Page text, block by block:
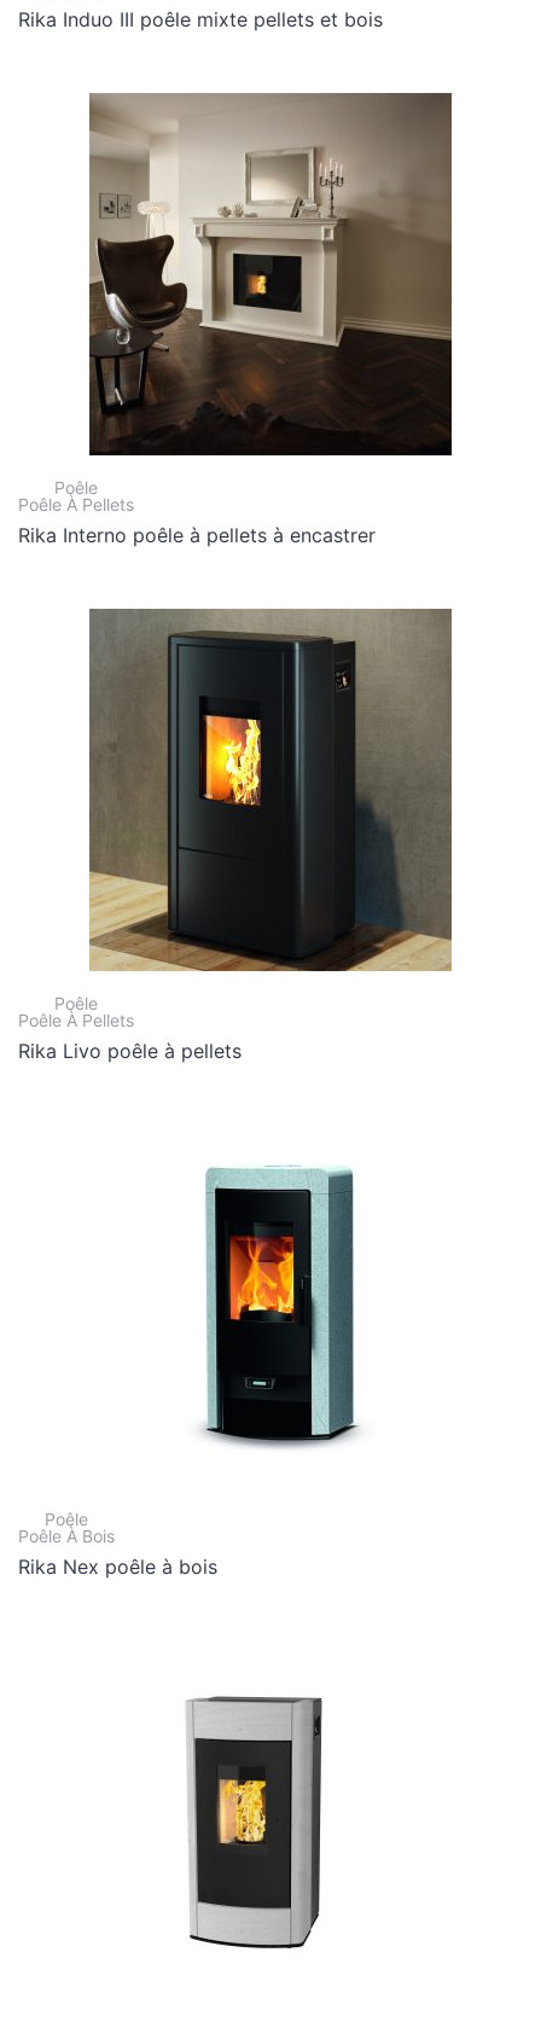
Rika Induo III poêle mixte pellets et bois
Poêle
Poêle À Pellets
Rika Interno poêle à pellets à encastrer
Poêle
Poêle À Pellets
Rika Livo poêle à pellets
Poêle
Poêle À Bois
Rika Nex poêle à bois